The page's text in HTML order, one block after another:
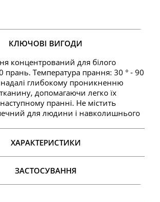
КЛЮЧОВІ ВИГОДИ
концентрований для білого
прань. Температура прання: 30 ° - 90
надалі глибокому проникненню
допомагаючи легко їх
пранні. Не містить
для людини і навколишнього
ХАРАКТЕРИСТИКИ
ЗАСТОСУВАННЯ